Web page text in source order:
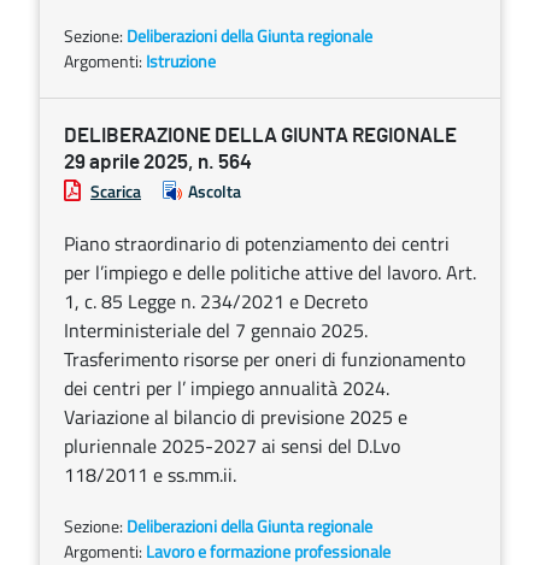
Sezione: Deliberazioni della Giunta regionale
Argomenti: Istruzione
DELIBERAZIONE DELLA GIUNTA REGIONALE
29 aprile 2025, n. 564
Scarica Ascolta
Piano straordinario di potenziamento dei centri
per l’impiego e delle politiche attive del lavoro. Art.
1, c. 85 Legge n. 234/2021 e Decreto
Interministeriale del 7 gennaio 2025.
Trasferimento risorse per oneri di funzionamento
dei centri per l’ impiego annualità 2024.
Variazione al bilancio di previsione 2025 e
pluriennale 2025-2027 ai sensi del D.Lvo
118/2011 e ss.mm.ii.
Sezione: Deliberazioni della Giunta regionale
Argomenti: Lavoro e formazione professionale